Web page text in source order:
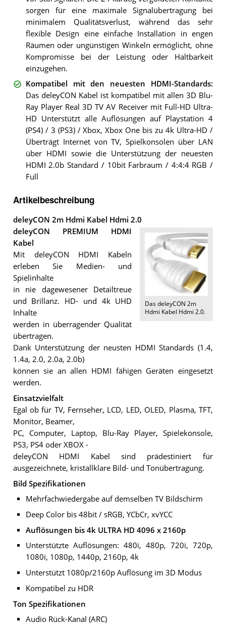
sorgen für eine maximale Signalübertragung bei
minimalem Qualitätsverlust, während das sehr
flexible Design eine einfache Installation in engen
Räumen oder ungünstigen Winkeln ermöglicht, ohne
Kompromisse bei der Leistung oder Haltbarkeit
einzugehen.
Kompatibel mit den neuesten HDMI-Standards:
Das deleyCON Kabel ist kompatibel mit allen 3D Blu-
Ray Player Real 3D TV AV Receiver mit Full-HD Ultra-
HD Unterstützt alle Auflösungen auf Playstation 4
(PS4) / 3 (PS3) / Xbox, Xbox One bis zu 4k Ultra-HD /
Überträgt Internet von TV, Spielkonsolen über LAN
über HDMI sowie die Unterstützung der neuesten
HDMI 2.0b Standard / 10bit Farbraum / 4:4:4 RGB /
Full
Artikelbeschreibung
deleyCON 2m Hdmi Kabel Hdmi 2.0
Das deleyCON 2m
Hdmi Kabel Hdmi 2.0.
deleyCON PREMIUM HDMI
Kabel
Mit deleyCON HDMI Kabeln
erleben Sie Medien- und
Spielinhalte
in nie dagewesener Detailtreue
und Brillanz. HD- und 4k UHD
Inhalte
werden in überragender Qualität
übertragen.
Dank Unterstützung der neusten HDMI Standards (1.4,
1.4a, 2.0, 2.0a, 2.0b)
können sie an allen HDMI fähigen Geräten eingesetzt
werden.
Einsatzvielfalt
Egal ob für TV, Fernseher, LCD, LED, OLED, Plasma, TFT,
Monitor, Beamer,
PC, Computer, Laptop, Blu-Ray Player, Spielekonsole,
PS3, PS4 oder XBOX -
deleyCON HDMI Kabel sind prädestiniert für
ausgezeichnete, kristallklare Bild- und Tonübertragung.
Bild Spezifikationen
Mehrfachwiedergabe auf demselben TV Bildschirm
Deep Color bis 48bit / sRGB, YCbCr, xvYCC
Auflösungen bis 4k ULTRA HD 4096 x 2160p
Unterstützte Auflösungen: 480i, 480p, 720i, 720p,
1080i, 1080p, 1440p, 2160p, 4k
Unterstützt 1080p/2160p Auflösung im 3D Modus
Kompatibel zu HDR
Ton Spezifikationen
Audio Rück-Kanal (ARC)